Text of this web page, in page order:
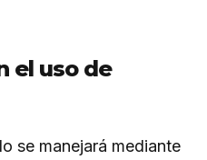
el uso de
se manejará mediante